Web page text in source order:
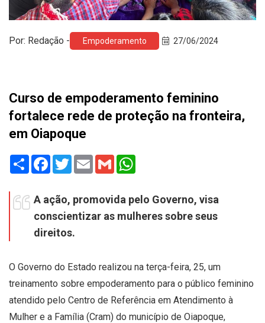
Por: Redação - Empoderamento 27/06/2024
Curso de empoderamento feminino
fortalece rede de proteção na fronteira,
em Oiapoque
Share Facebook
TwitterEmail Gmail
A ação, promovida pelo Governo, visa
conscientizar as mulheres sobre seus
direitos.
O Governo do Estado realizou na terça-feira, 25, um
treinamento sobre empoderamento para o público feminino
atendido pelo Centro de Referência em Atendimento à
Mulher e a Família (Cram) do município de Oiapoque,